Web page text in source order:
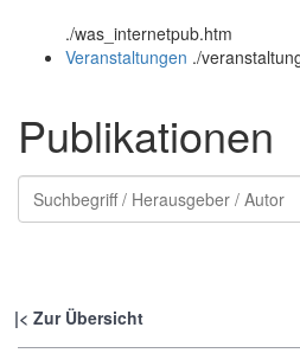
und
schließen
./was_internetpub.htm
Veranstaltungen ./
Publikationen
Zur Übersicht